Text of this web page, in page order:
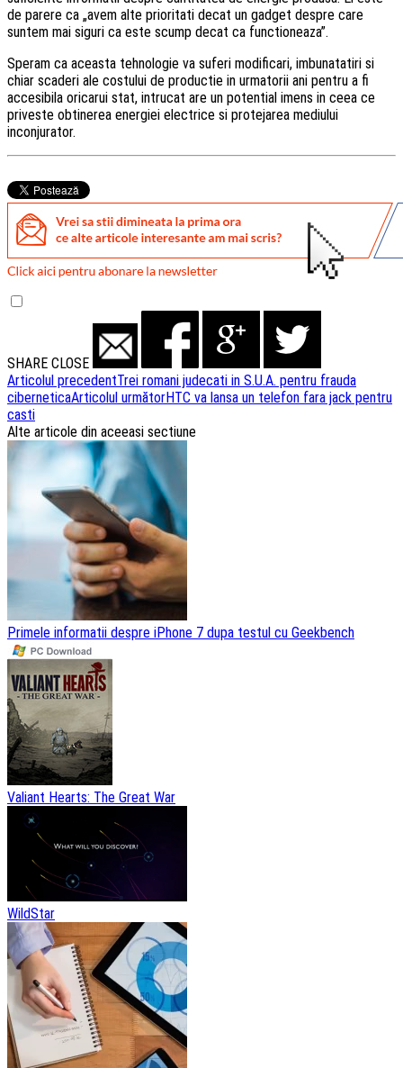
de parere ca „avem alte prioritati decat un gadget despre care
suntem mai siguri ca este scump decat ca functioneaza”.
Speram ca aceasta tehnologie va suferi modificari, imbunatatiri si
chiar scaderi ale costului de productie in urmatorii ani pentru a fi
accesibila oricarui stat, intrucat are un potential imens in ceea ce
priveste obtinerea energiei electrice si protejarea mediului
inconjurator.
SHARE CLOSE
Navigare
articole
Articolul precedentTrei romani judecati in S.U.A. pentru frauda
ciberneticaArticolul următorHTC va lansa un telefon fara jack pentru
casti
Alte articole din aceeasi sectiune
Primele informatii despre iPhone 7 dupa testul cu Geekbench
Valiant Hearts: The Great War
WildStar